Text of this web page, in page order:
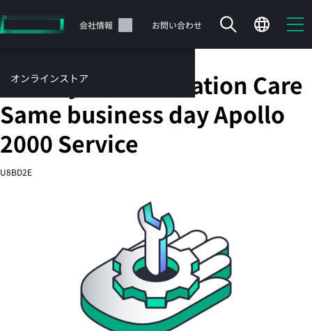
イ
テ
ン
に
キ
会社情報 お問い合わせ
オンラインストア
お問い合わせ
カートは空です
HPEストアで商品を検索、構成、注文できます。
今すぐ購入
HPE 3 year Foundation Care
Same business day Apollo
2000 Service
U8BD2E